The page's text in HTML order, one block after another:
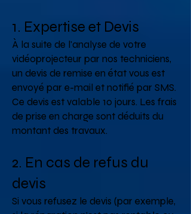
1. Expertise et Devis
À la suite de l'analyse de votre
vidéoprojecteur par nos techniciens,
un devis de remise en état vous est
envoyé par e-mail et notifié par SMS.
Ce devis est valable 10 jours. Les frais
de prise en charge sont déduits du
montant des travaux.
2. En cas de refus du
devis
Si vous refusez le devis (par exemple,